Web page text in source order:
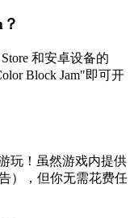
和安卓设备的
Block Jam"即可开
玩！虽然游戏内提供
），但你无需花费任